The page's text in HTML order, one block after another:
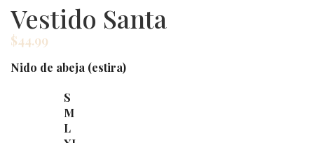
Vestido Santa
$44.99
Nido de abeja (estira)
S
M
L